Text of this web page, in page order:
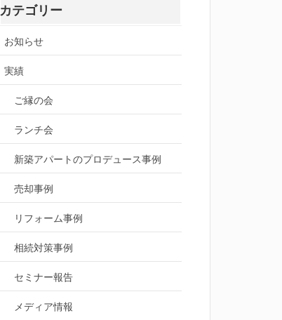
カテゴリー
お知らせ
実績
ご縁の会
ランチ会
新築アパートのプロデュース事例
売却事例
リフォーム事例
相続対策事例
セミナー報告
メディア情報